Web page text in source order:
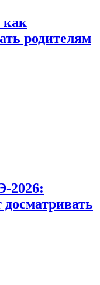
родителям
2026: